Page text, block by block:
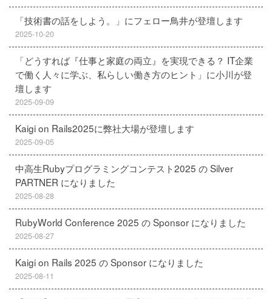
「技術書の話をしよう。」にフェロー鳥井が登壇します
2025-10-20
「どうすれば『仕事と家庭の両立』を実現できる？ IT企業
で働く人々に学ぶ、私らしい働き方のヒント」に小川が登
壇します
2025-09-09
Kaigi on Rails2025に弊社大場が登壇します
2025-09-05
中高生Rubyプログラミングコンテスト2025 の Silver
PARTNER になりました
2025-08-28
RubyWorld Conference 2025 の Sponsor になりました
2025-08-27
Kaigi on Rails 2025 の Sponsor になりました
2025-08-11